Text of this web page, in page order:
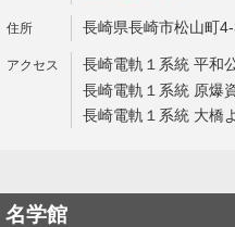
長崎県長崎市松山町
長崎電軌１系統 平和
長崎電軌１系統 原爆
長崎電軌１系統 大橋
名学館